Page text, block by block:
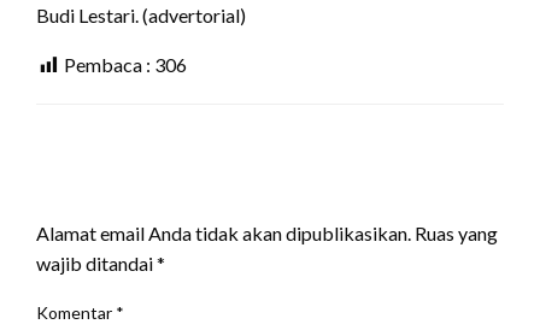
Budi Lestari. (advertorial)
Pembaca : 306
Alamat email Anda tidak akan dipublikasikan. Ruas yang
wajib ditandai*
Komentar *